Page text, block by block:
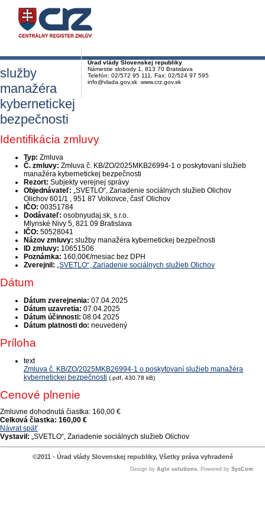
Úrad vlády Slovenskej republiky
Námestie slobody 1, 813 70 Bratislava
Telefón: 02/572 95 111, Fax: 02/524 97 595
info@vlada.gov.sk www.crz.gov.sk
služby
manažéra
kybernetickej
bezpečnosti
Identifikácia zmluvy
Typ: Zmluva
Č. zmluvy: Zmluva č. KB/ZO/2025MKB26994-1 o poskytovaní služieb
manažéra kybernetickej bezpečnosti
Rezort: Subjekty verejnej správy
Objednávateľ: „SVETLO“, Zariadenie sociálnych služieb Olichov
Olichov 601/1 , 951 87 Volkovce, časť Olichov
IČO: 00351784
Dodávateľ: osobnyudaj.sk, s.r.o.
Mlynské Nivy 5, 821 09 Bratislava
IČO: 50528041
Názov zmluvy: služby manažéra kybernetickej bezpečnosti
ID zmluvy: 10651506
Poznámka: 160,00€/mesiac bez DPH
Zverejnil: „SVETLO“, Zariadenie sociálnych služieb Olichov
Dátum
Dátum zverejnenia: 07.04.2025
Dátum uzavretia: 07.04.2025
Dátum účinnosti: 08.04.2025
Dátum platnosti do: neuvedený
Príloha
text
Zmluva č. KB/ZO/2025MKB26994-1 o poskytovaní služieb manažéra
kybernetickej bezpečnosti (.pdf, 430.78 kB)
Cenové plnenie
Zmluvne dohodnutá čiastka: 160,00 €
Celková čiastka: 160,00 €
Návrat späť
Vystavil: „SVETLO“, Zariadenie sociálnych služieb Olichov
©2011 - Úrad vlády Slovenskej republiky, Všetky práva vyhradené
Design by Aglo solutions, Powered by SysCom